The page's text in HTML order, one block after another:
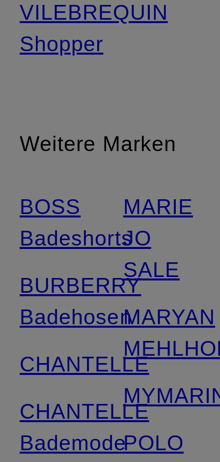
VILEBREQUIN
Shopper
Weitere Marken
BOSS
Badeshorts
BURBERRY
Badehosen
CHANTELLE
CHANTELLE
Bademode
MARIE
JO
SALE
MARYAN
POLO